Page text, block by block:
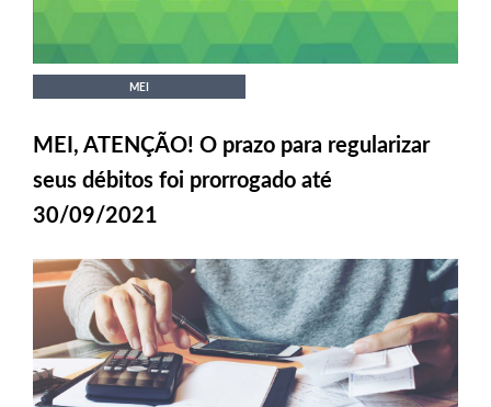
MEI
MEI, ATENÇÃO! O prazo para regularizar
seus débitos foi prorrogado até
30/09/2021